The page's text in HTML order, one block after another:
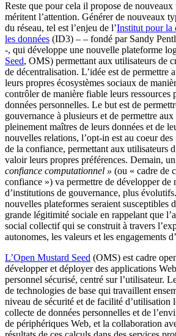
Reste que pour cela il propose de nouveaux
méritent l’attention. Générer de nouveaux
du réseau, tel est l’enjeu de l’Institut pour la
les données (ID3) – – fondé par Sandy
-, qui développe une nouvelle plateforme
Seed, OMS) permettant aux utilisateurs de
de décentralisation. L’idée est de permettre
leurs propres écosystèmes sociaux de
contrôler de manière fiable leurs ressources
données personnelles. Le but est de
gouvernance à plusieurs et de permettre aux
pleinement maîtres de leurs données et de
nouvelles relations, l’opt-in est au coeur
de la confiance, permettant aux utilisateurs
valoir leurs propres préférences. Demain,
confiance computationnel » (ou « cadre de
confiance ») va permettre de développer de
d’institutions de gouvernance, plus
nouvelles plateformes seraient susceptibles
grande légitimité sociale en rappelant que
social collectif qui se construit à travers
autonomes, les valeurs et les engagements
L’Open Mustard Seed (OMS) est cadre
développer et déployer des applications
personnel sécurisé, centré sur l’utilisateur.
de technologies de base qui travaillent
niveau de sécurité et de facilité d’utilisation
collecte de données personnelles et de
de périphériques Web, et la collaboration